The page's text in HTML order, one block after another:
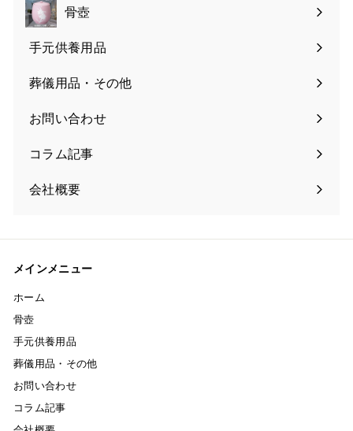
骨壺
手元供養用品
葬儀用品・その他
お問い合わせ
コラム記事
会社概要
メインメニュー
ホーム
骨壺
手元供養用品
葬儀用品・その他
お問い合わせ
コラム記事